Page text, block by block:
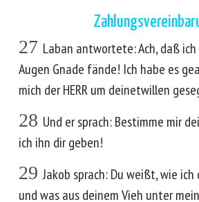
27 Laban antwortete: Ach, daß
Augen Gnade fände! Ich habe es
mich der HERR um deinetwillen
28 Und er sprach: Bestimme mir
ich ihn dir geben!
29 Jakob sprach: Du weißt, wie
und was aus deinem Vieh unter